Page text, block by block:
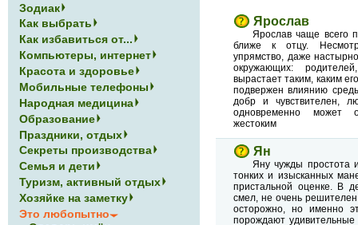
Ярослав
Ярослав чаще всего
ближе к отцу.
упрямство, даже
окружающих:
вырастает таким, каким
подвержен влиянию
добр и чувствителен,
одновременно может
жестоким
Ян
Яну чужды простота
тонких и изысканных
пристальной оценке. В
смел, не очень
осторожно, но именно
порождают
Зодиак
Как выбрать
Как избавиться от...
Компьютеры, интернет
Красота и здоровье
Мобильные телефоны
Народная медицина
Образование
Праздники, отдых
Секреты производства
Семья и дети
Туризм, активный отдых
Хозяйке на заметку
Это любопытно